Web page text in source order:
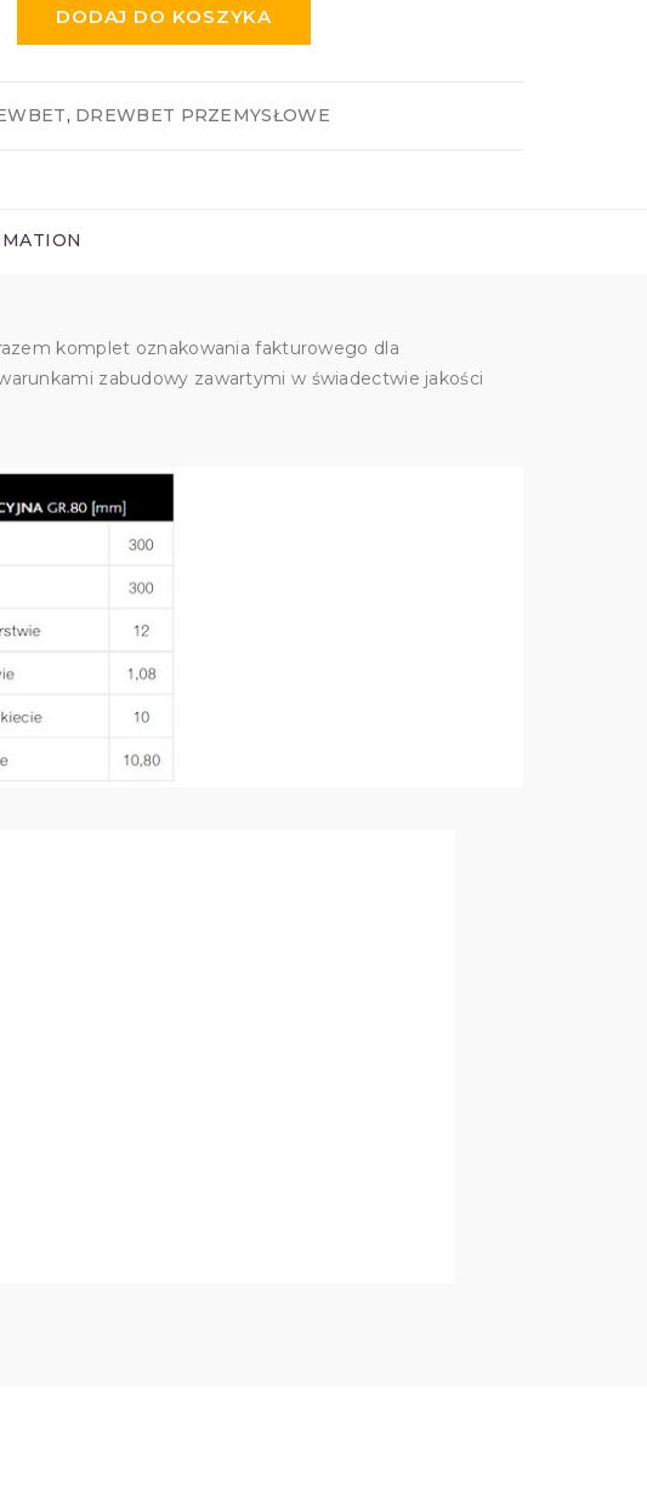
DODAJ DO KOSZYKA
, DREWBET PRZEMYSŁOWE
komplet oznakowania fakturowego dla
zabudowy zawartymi w świadectwie jakości